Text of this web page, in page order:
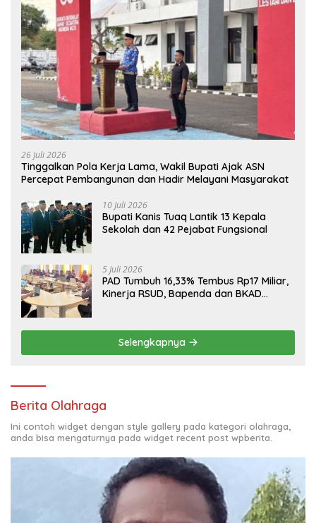
26 Juli 2026
Tinggalkan Pola Kerja Lama, Wakil Bupati Ajak ASN
Percepat Pembangunan dan Hadir Melayani Masyarakat
10 Juli 2026
Bupati Kanis Tuaq Lantik 13 Kepala
Sekolah dan 42 Pejabat Fungsional
5 Juli 2026
PAD Tumbuh 16,33% Tembus Rp17 Miliar,
Kinerja RSUD, Bapenda dan BKAD
Selengkapnya
Berita Olahraga
Ini contoh widget dengan style gallery pada kategori olahraga,
anda bisa mengaturnya pada widget recent post wpberita.